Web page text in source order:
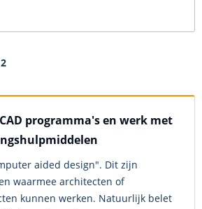
2
programma's en werk met
aided design". Dit zijn
waarmee architecten of
kunnen werken. Natuurlijk belet